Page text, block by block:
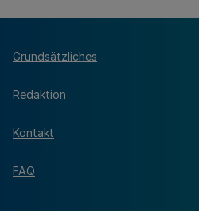
Grundsätzliches
Redaktion
Kontakt
FAQ